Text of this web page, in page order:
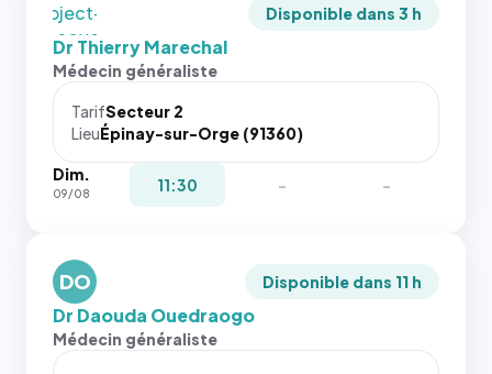
`object-
fit: cover`.
Sans ces
navigateur
pas la
place, et
les trois
dernières
images de
l'annuaire
dans ce
Disponible dans 3 h
Dr Thierry Marechal
Médecin généraliste
TarifSecteur 2
LieuÉpinay-sur-Orge (91360)
Dim.
09/08 11:30 - -
DO Disponible dans 11 h
Dr Daouda Ouedraogo
Médecin généraliste
{# 40×40
`.profile-
picture`,
et un
rapport 1:1